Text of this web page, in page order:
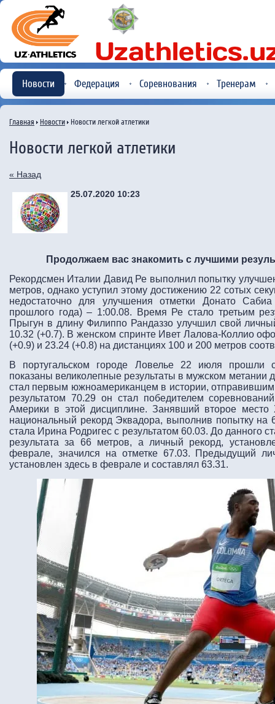
Новости Федерация Соревнования Тренерам
Главная Новости Новости легкой атлетики
Новости легкой атлетики
« Назад
25.07.2020 10:23
Продолжаем вас знакомить с лучшими
Рекордсмен Италии Давид Ре выполнил попытку
метров, однако уступил этому достижению 22 сотых
недостаточно для улучшения отметки Донато
прошлого года) – 1:00.08. Время Ре стало третьим
Прыгун в длину Филиппо Рандаззо улучшил свой
10.32 (+0.7). В женском спринте Ивет Лалова-Коллио
(+0.9) и 23.24 (+0.8) на дистанциях 100 и 200 метров
В португальском городе Ловелье 22 июля прошли
показаны великолепные результаты в мужском метании
стал первым южноамериканцем в истории, отправившим
результатом 70.29 он стал победителем
Америки в этой дисциплине. Занявший второе место
национальный рекорд Эквадора, выполнив попытку на
стала Ирина Родригес с результатом 60.03. До данного
результата за 66 метров, а личный рекорд,
феврале, значился на отметке 67.03. Предыдущий
установлен здесь в феврале и составлял 63.31.